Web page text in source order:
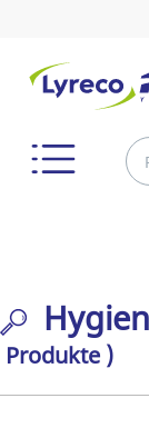
Produkte )